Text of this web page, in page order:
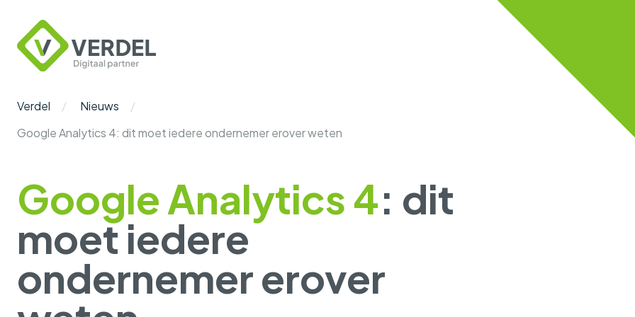
Verdel
Nieuws
Google Analytics 4: dit moet iedere ondernemer erover weten
Google Analytics 4: dit
moet iedere
ondernemer erover